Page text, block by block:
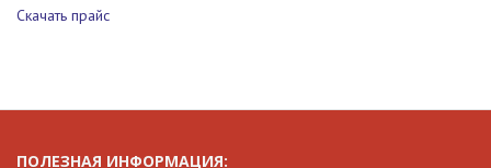
Скачать прайс
ПОЛЕЗНАЯ ИНФОРМАЦИЯ: